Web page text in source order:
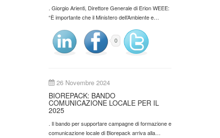
. Giorgio Arienti, Direttore Generale di Erion WEEE:
“È importante che il Ministero dell’Ambiente e…
0
26 Novembre 2024
BIOREPACK: BANDO
COMUNICAZIONE LOCALE PER IL
2025
. Il bando per supportare campagne di formazione e
comunicazione locale di Biorepack arriva alla…